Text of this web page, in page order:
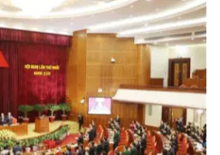
của Nhà nước và các Nghị